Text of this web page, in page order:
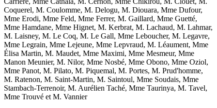
Coquerel, M. Coulomme, M. Delogu, M. Diouara, Mme Dufour,
Mme Erodi, Mme Feld, Mme Ferrer, M. Gaillard, Mme Guetté,
Mme Hamdane, Mme Hignet, M. Kerbrat, M. Lachaud, M. Lahmar,
M. Laisney, M. Le Coq, M. Le Gall, Mme Leboucher, M. Legavre,
Mme Legrain, Mme Lejeune, Mme Lepvraud, M. Léaument, Mme
Élisa Martin, M. Maudet, Mme Maximi, Mme Mesmeur, Mme
Manon Meunier, M. Nilor, Mme Nosbé, Mme Obono, Mme Oziol,
Mme Panot, M. Pilato, M. Piquemal, M. Portes, M. Prud'homme,
M. Ratenon, M. Saint-Martin, M. Saintoul, Mme Soudais, Mme
Stambach-Terrenoir, M. Aurélien Taché, Mme Taurinya, M. Tavel,
Mme Trouvé et M. Vannier